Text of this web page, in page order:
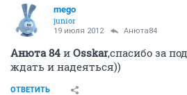
mego
junior
19 июля 2012 Анюта84
Анюта 84 и Osskar,спасибо за
ждать и надеяться))
ОТВЕТИТЬ